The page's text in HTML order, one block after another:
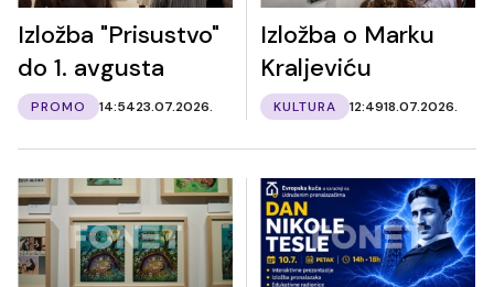
Izložba "Prisustvo"
do 1. avgusta
PROMO 14:5423.07.2026.
Izložba o Marku
Kraljeviću
KULTURA 12:4918.07.2026.